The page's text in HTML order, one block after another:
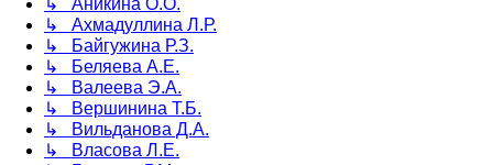
↳ Ахмадуллина Л.Р.
↳ Байгужина Р.З.
↳ Беляева А.Е.
↳ Валеева Э.А.
↳ Вершинина Т.Б.
↳ Вильданова Д.А.
↳ Власова Л.Е.